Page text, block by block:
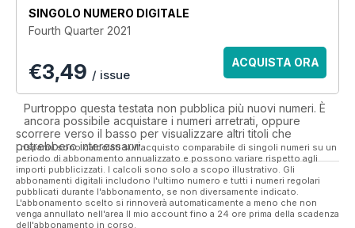
SINGOLO NUMERO DIGITALE
Fourth Quarter 2021
€3,49 / issue
ACQUISTA ORA
Purtroppo questa testata non pubblica più nuovi numeri. È
ancora possibile acquistare i numeri arretrati, oppure
scorrere verso il basso per visualizzare altri titoli che
potrebbero interessarvi.
I risparmi sono calcolati sull'acquisto comparabile di singoli numeri su un
periodo di abbonamento annualizzato e possono variare rispetto agli
importi pubblicizzati. I calcoli sono solo a scopo illustrativo. Gli
abbonamenti digitali includono l'ultimo numero e tutti i numeri regolari
pubblicati durante l'abbonamento, se non diversamente indicato.
L'abbonamento scelto si rinnoverà automaticamente a meno che non
venga annullato nell'area Il mio account fino a 24 ore prima della scadenza
dell'abbonamento in corso.